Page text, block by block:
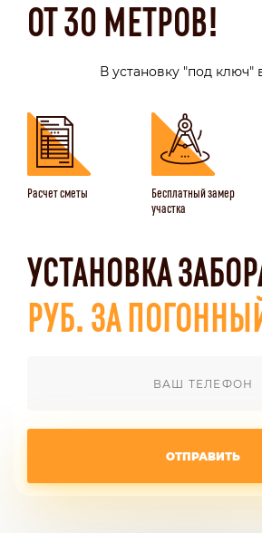
ОТ 30 МЕТРОВ!
В установку "под ключ"
Расчет сметы
Бесплатный замер
участка
УСТАНОВКА
РУБ. ЗА
ОТПРАВИТЬ